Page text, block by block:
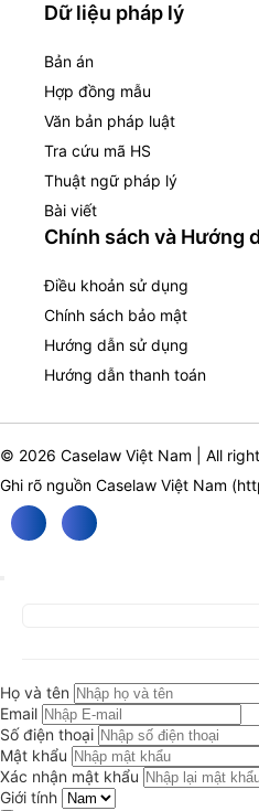
Dữ liệu pháp lý
Bản án
Hợp đồng mẫu
Văn bản pháp luật
Tra cứu mã HS
Thuật ngữ pháp lý
Bài viết
Chính sách và Hướng
Điều khoản sử dụng
Chính sách bảo mật
Hướng dẫn sử dụng
Hướng dẫn thanh toán
© 2026 Caselaw Việt Nam | All
Ghi rõ nguồn Caselaw Việt Nam (
Họ và tên
Email
Số điện thoại
Mật khẩu
Xác nhận mật khẩu
Giới tính